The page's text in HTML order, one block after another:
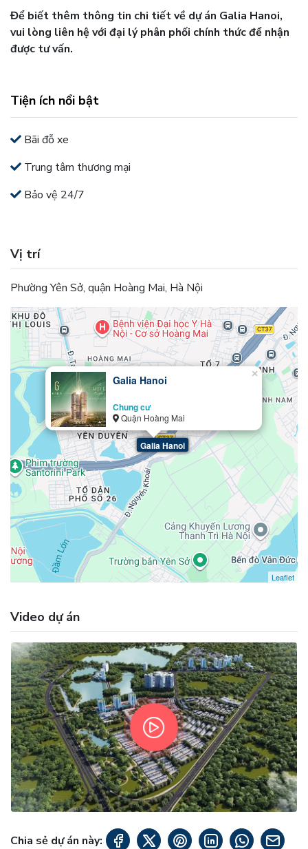
Để biết thêm thông tin chi tiết về dự án Galia Hanoi,
vui lòng liên hệ với đại lý phân phối chính thức để nhận
được tư vấn.
Tiện ích nổi bật
Bãi đỗ xe
Trung tâm thương mại
Bảo vệ 24/7
Vị trí
Phường Yên Sở, quận Hoàng Mai, Hà Nội
Galia Hanoi
Galia Hanoi
Chung cư
Quận Hoàng Mai
×
Leaflet
Video dự án
Chia sẻ dự án này: